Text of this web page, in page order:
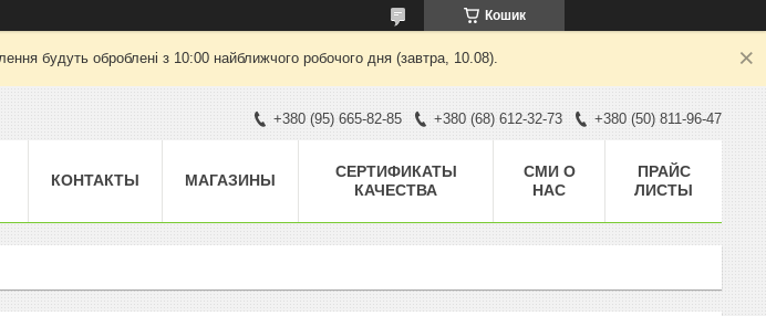
Кошик
будуть оброблені з 10:00 найближчого робочого дня (завтра, 10.08).
+380 (95) 665-82-85 +380 (68) 612-32-73 +380 (50) 811-96-47
КОНТАКТЫ МАГАЗИНЫ
CЕРТИФИКАТЫ
КАЧЕСТВА
СМИ О
НАС
ПРАЙС
ЛИСТЫ